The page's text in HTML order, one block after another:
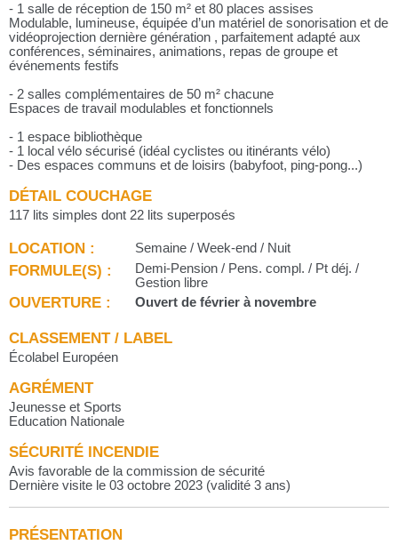
- 1 salle de réception de 150 m² et 80 places assises
Modulable, lumineuse, équipée d’un matériel de sonorisation et de
vidéoprojection dernière génération , parfaitement adapté aux
conférences, séminaires, animations, repas de groupe et
événements festifs
- 2 salles complémentaires de 50 m² chacune
Espaces de travail modulables et fonctionnels
- 1 espace bibliothèque
- 1 local vélo sécurisé (idéal cyclistes ou itinérants vélo)
- Des espaces communs et de loisirs (babyfoot, ping-pong...)
DÉTAIL COUCHAGE
117 lits simples dont 22 lits superposés
LOCATION : Semaine / Week-end / Nuit
FORMULE(S) :
Demi-Pension / Pens. compl. / Pt déj. /
Gestion libre
OUVERTURE : Ouvert de février à novembre
CLASSEMENT / LABEL
Écolabel Européen
AGRÉMENT
Jeunesse et Sports
Education Nationale
SÉCURITÉ INCENDIE
Avis favorable de la commission de sécurité
Dernière visite le 03 octobre 2023 (validité 3 ans)
PRÉSENTATION